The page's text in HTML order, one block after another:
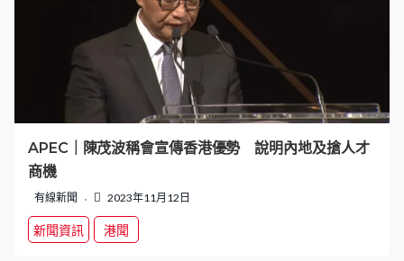
APEC｜陳茂波稱會宣傳香港優勢 說明內地及搶人才
商機
有線新聞 2023年11月12日
新聞資訊 港聞